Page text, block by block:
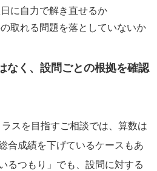
に自力で解き直せるか
取れる問題を落としていないか
なく、設問ごとの根拠を確認
スを目指すご相談では、算数は
合成績を下げているケースもあ
るつもり」でも、設問に対する